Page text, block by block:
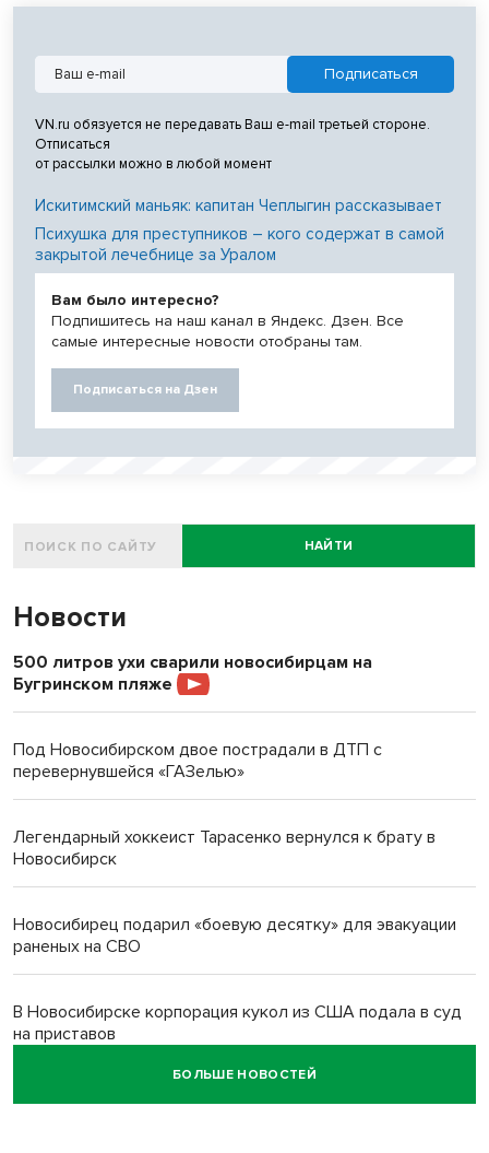
VN.ru обязуется не передавать Ваш e-mail третьей стороне.
Отписаться
от рассылки можно в любой момент
Искитимский маньяк: капитан Чеплыгин рассказывает
Психушка для преступников – кого содержат в самой
закрытой лечебнице за Уралом
Вам было интересно?
Подпишитесь на наш канал в Яндекс. Дзен. Все
самые интересные новости отобраны там.
Подписаться на Дзен
НАЙТИ
Новости
500 литров ухи сварили новосибирцам на
Бугринском пляже
Под Новосибирском двое пострадали в ДТП с
перевернувшейся «ГАЗелью»
Легендарный хоккеист Тарасенко вернулся к брату в
Новосибирск
Новосибирец подарил «боевую десятку» для эвакуации
раненых на СВО
В Новосибирске корпорация кукол из США подала в суд
на приставов
БОЛЬШЕ НОВОСТЕЙ